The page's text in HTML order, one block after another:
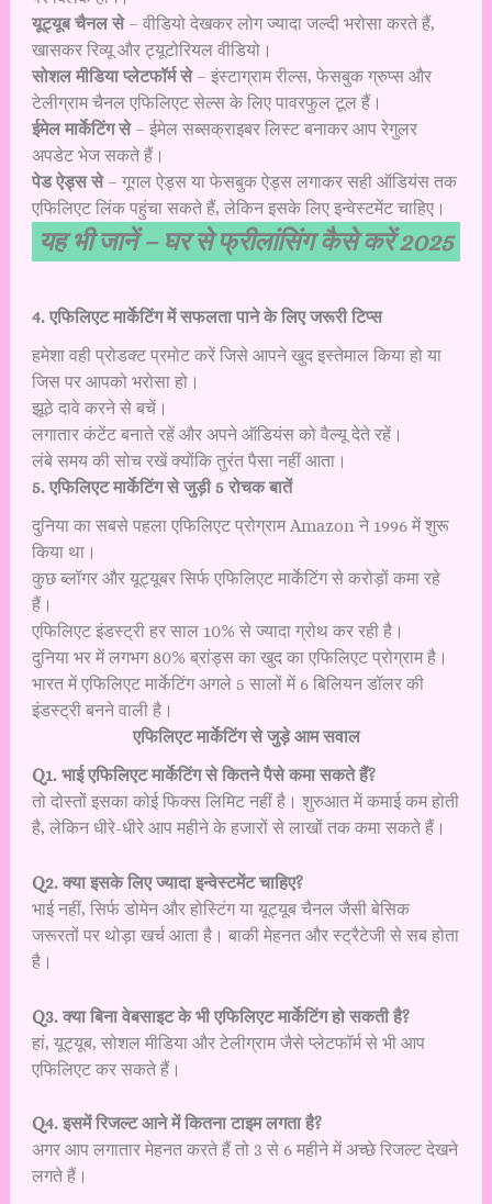
यूट्यूब चैनल से– वीडियो देखकर लोग ज्यादा जल्दी भरोसा करते हैं,
खासकर रिव्यू और ट्यूटोरियल वीडियो।
सोशल मीडिया प्लेटफॉर्म से– इंस्टाग्राम रील्स, फेसबुक ग्रुप्स और
टेलीग्राम चैनल एफिलिएट सेल्स के लिए पावरफुल टूल हैं।
ईमेल मार्केटिंग से– ईमेल सब्सक्राइबर लिस्ट बनाकर आप रेगुलर
अपडेट भेज सकते हैं।
पेड ऐड्स से– गूगल ऐड्स या फेसबुक ऐड्स लगाकर सही ऑडियंस तक
एफिलिएट लिंक पहुंचा सकते हैं, लेकिन इसके लिए इन्वेस्टमेंट चाहिए।
यह भी जानें – घर से फ्रीलांसिंग कैसे करें 2025
4. एफिलिएट मार्केटिंग में सफलता पाने के लिए जरूरी टिप्स
हमेशा वही प्रोडक्ट प्रमोट करें जिसे आपने खुद इस्तेमाल किया हो या
जिस पर आपको भरोसा हो।
झूठे दावे करने से बचें।
लगातार कंटेंट बनाते रहें और अपने ऑडियंस को वैल्यू देते रहें।
लंबे समय की सोच रखें क्योंकि तुरंत पैसा नहीं आता।
5. एफिलिएट मार्केटिंग से जुड़ी 5 रोचक बातें
दुनिया का सबसे पहला एफिलिएट प्रोग्राम Amazon ने 1996 में शुरू
किया था।
कुछ ब्लॉगर और यूट्यूबर सिर्फ एफिलिएट मार्केटिंग से करोड़ों कमा रहे
हैं।
एफिलिएट इंडस्ट्री हर साल 10% से ज्यादा ग्रोथ कर रही है।
दुनिया भर में लगभग 80% ब्रांड्स का खुद का एफिलिएट प्रोग्राम है।
भारत में एफिलिएट मार्केटिंग अगले 5 सालों में 6 बिलियन डॉलर की
इंडस्ट्री बनने वाली है।
एफिलिएट मार्केटिंग से जुड़े आम सवाल
Q1. भाई एफिलिएट मार्केटिंग से कितने पैसे कमा सकते हैं?
तो दोस्तों इसका कोई फिक्स लिमिट नहीं है। शुरुआत में कमाई कम होती
है, लेकिन धीरे-धीरे आप महीने के हजारों से लाखों तक कमा सकते हैं।
Q2. क्या इसके लिए ज्यादा इन्वेस्टमेंट चाहिए?
भाई नहीं, सिर्फ डोमेन और होस्टिंग या यूट्यूब चैनल जैसी बेसिक
जरूरतों पर थोड़ा खर्च आता है। बाकी मेहनत और स्ट्रैटेजी से सब होता
है।
Q3. क्या बिना वेबसाइट के भी एफिलिएट मार्केटिंग हो सकती है?
हां, यूट्यूब, सोशल मीडिया और टेलीग्राम जैसे प्लेटफॉर्म से भी आप
एफिलिएट कर सकते हैं।
Q4. इसमें रिजल्ट आने में कितना टाइम लगता है?
अगर आप लगातार मेहनत करते हैं तो 3 से 6 महीने में अच्छे रिजल्ट देखने
लगते हैं।